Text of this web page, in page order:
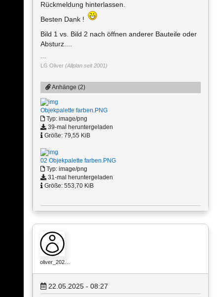
Rückmeldung hinterlassen.
Besten Dank !
Bild 1 vs. Bild 2 nach öffnen anderer Bauteile oder
Absturz....
LG Oliver (Allplan seit 2001)
Anhänge (2)
Objekpalette farben.PNG
Typ: image/png
39-mal heruntergeladen
Größe: 79,55 KiB
02 Objekpalette farben.PNG
Typ: image/png
31-mal heruntergeladen
Größe: 553,70 KiB
oliver_202…
22.05.2025 - 08:27